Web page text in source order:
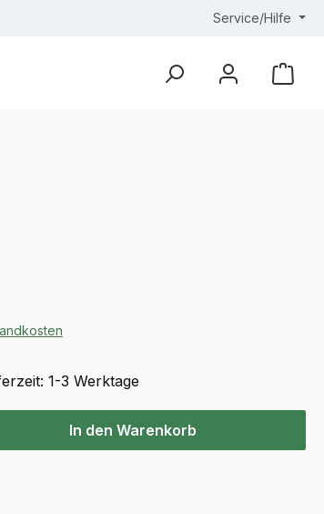
Service/Hilfe
1-3 Werktage
Wert ein oder benutze die Schaltflächen
In den Warenkorb